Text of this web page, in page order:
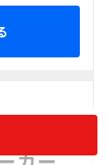
造マネ